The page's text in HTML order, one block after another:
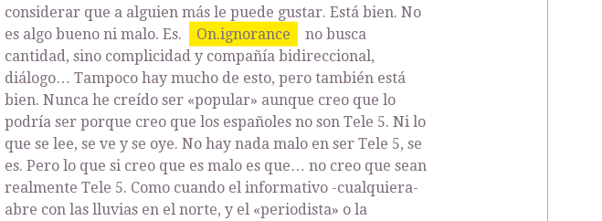
considerar que a alguien más le puede gustar. Está bien. No
es algo bueno ni malo. Es.
On.ignorance
no busca
cantidad, sino complicidad y compañía bidireccional,
diálogo… Tampoco hay mucho de esto, pero también está
bien. Nunca he creído ser «popular» aunque creo que lo
podría ser porque creo que los españoles no son Tele 5. Ni lo
que se lee, se ve y se oye. No hay nada malo en ser Tele 5, se
es. Pero lo que si creo que es malo es que… no creo que sean
realmente Tele 5. Como cuando el informativo -cualquiera-
abre con las lluvias en el norte, y el «periodista» o la